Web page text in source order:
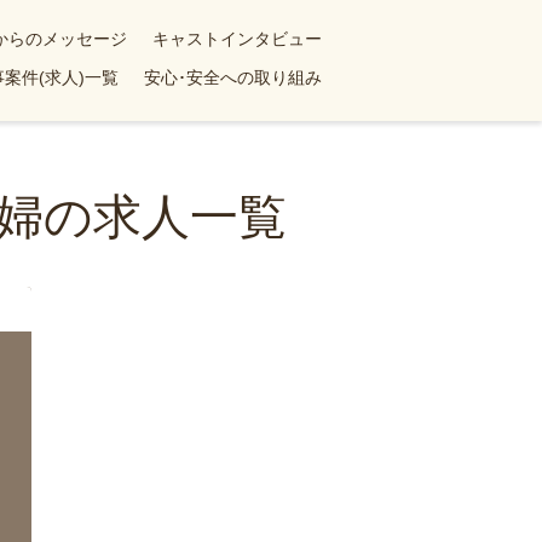
らのメッセージ
キャストインタビュー
案件(求人)一覧 安心･安全への取り組み
の求人一覧